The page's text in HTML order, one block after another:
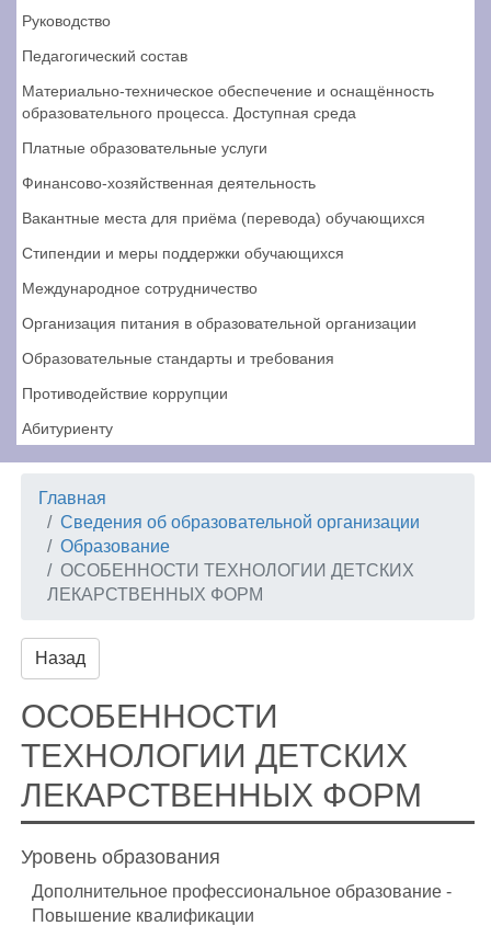
Руководство
Педагогический состав
Материально-техническое обеспечение и оснащённость
образовательного процесса. Доступная среда
Платные образовательные услуги
Финансово-хозяйственная деятельность
Вакантные места для приёма (перевода) обучающихся
Стипендии и меры поддержки обучающихся
Международное сотрудничество
Организация питания в образовательной организации
Образовательные стандарты и требования
Противодействие коррупции
Абитуриенту
Главная
Сведения об образовательной организации
Образование
ОСОБЕННОСТИ ТЕХНОЛОГИИ ДЕТСКИХ
ЛЕКАРСТВЕННЫХ ФОРМ
Назад
ОСОБЕННОСТИ
ТЕХНОЛОГИИ ДЕТСКИХ
ЛЕКАРСТВЕННЫХ ФОРМ
Уровень образования
Дополнительное профессиональное образование -
Повышение квалификации